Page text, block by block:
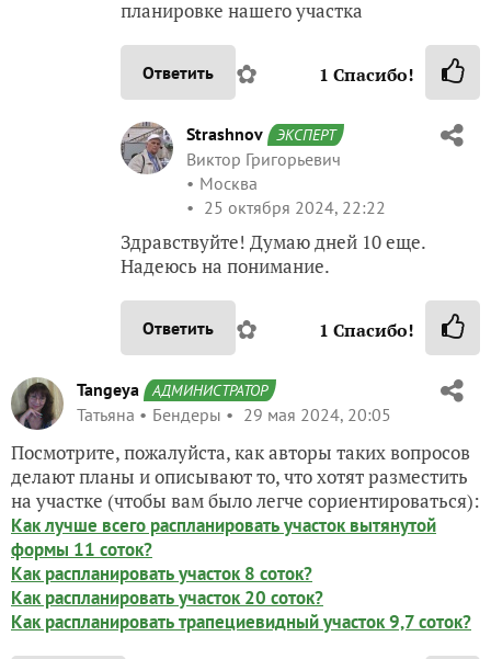
планировке нашего участка
Ответить ✿ 1 Спасибо!
Strashnov ЭКСПЕРТ
Виктор Григорьевич
Москва
25 октября 2024, 22:22
Здравствуйте! Думаю дней 10 еще.
Надеюсь на понимание.
Ответить ✿ 1 Спасибо!
Tangeya АДМИНИСТРАТОР
Татьяна Бендеры 29 мая 2024, 20:05
Посмотрите, пожалуйста, как авторы таких вопросов
делают планы и описывают то, что хотят разместить
на участке (чтобы вам было легче сориентироваться):
Как лучше всего распланировать участок вытянутой
формы 11 соток?
Как распланировать участок 8 соток?
Как распланировать участок 20 соток?
Как распланировать трапециевидный участок 9,7 соток?